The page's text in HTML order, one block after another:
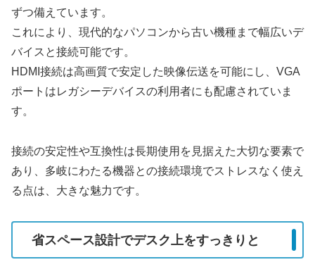
ずつ備えています。
これにより、現代的なパソコンから古い機種まで幅広いデ
バイスと接続可能です。
HDMI接続は高画質で安定した映像伝送を可能にし、VGA
ポートはレガシーデバイスの利用者にも配慮されていま
す。
接続の安定性や互換性は長期使用を見据えた大切な要素で
あり、多岐にわたる機器との接続環境でストレスなく使え
る点は、大きな魅力です。
省スペース設計でデスク上をすっきりと